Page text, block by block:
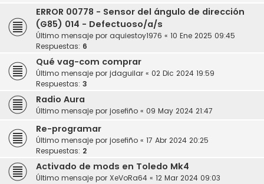
ERROR 00778 - Sensor del ángulo de dirección
(G85) 014 - Defectuoso/a/s
Último mensaje por aquiestoy1976 « 10 Ene 2025 09:45
Respuestas: 6
Qué vag-com comprar
Último mensaje por jdaguilar « 02 Dic 2024 19:59
Respuestas: 3
Radio Aura
Último mensaje por josefiño « 09 May 2024 21:47
Re-programar
Último mensaje por josefiño « 17 Abr 2024 20:25
Respuestas: 2
Activado de mods en Toledo Mk4
Último mensaje por XeVoRa64 « 12 Mar 2024 09:03